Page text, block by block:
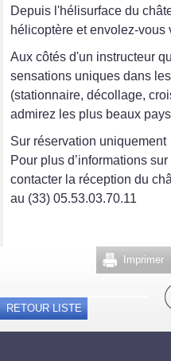
Depuis l'hélisurface du
hélicoptère et envolez-vous
Aux côtés d'un instructeur
sensations uniques dans
(stationnaire, décollage,
admirez les plus beaux
Sur réservation uniquement
Pour plus d’informations
contacter la réception du
au (33) 05.53.03.70.11
Imprimer
RETOUR LISTE